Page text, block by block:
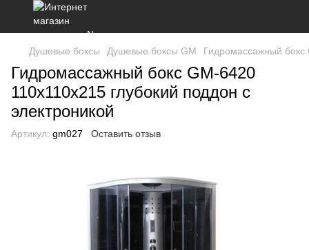
Душевые боксы Душевые боксы GM Гидромассажный бокс
Гидромассажный бокс GM-6420
110x110x215 глубокий поддон с
электроникой
Артикул: gm027 Оставить отзыв